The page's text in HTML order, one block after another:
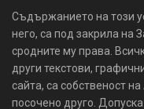
Съдържанието на този
него, са под закрила на
сродните му права.
други текстови,
сайта, са собственост
посочено друго.